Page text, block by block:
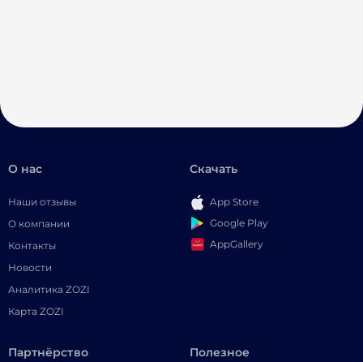
О нас
Наши отзывы
О компании
Контакты
Новости
Аналитика ZOZI
Карта ZOZI
Скачать
App Store
Google Play
AppGallery
Партнёрство Полезное